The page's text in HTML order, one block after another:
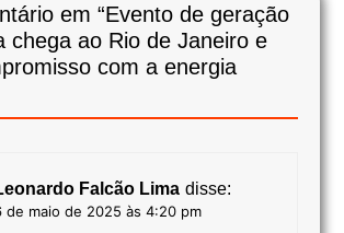
em “Evento de geração
chega ao Rio de Janeiro e
com a energia
Falcão Lima disse:
de maio de 2025 às 4:20 pm